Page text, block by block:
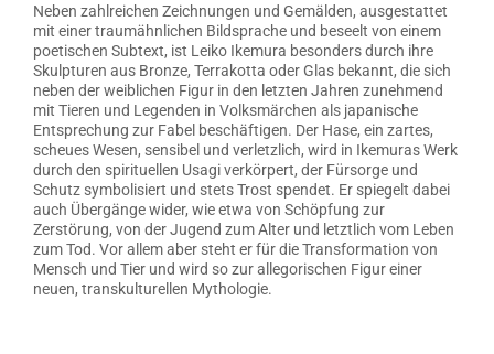
Neben zahlreichen Zeichnungen und Gemälden, ausgestattet
mit einer traumähnlichen Bildsprache und beseelt von einem
poetischen Subtext, ist Leiko Ikemura besonders durch ihre
Skulpturen aus Bronze, Terrakotta oder Glas bekannt, die sich
neben der weiblichen Figur in den letzten Jahren zunehmend
mit Tieren und Legenden in Volksmärchen als japanische
Entsprechung zur Fabel beschäftigen. Der Hase, ein zartes,
scheues Wesen, sensibel und verletzlich, wird in Ikemuras Werk
durch den spirituellen Usagi verkörpert, der Fürsorge und
Schutz symbolisiert und stets Trost spendet. Er spiegelt dabei
auch Übergänge wider, wie etwa von Schöpfung zur
Zerstörung, von der Jugend zum Alter und letztlich vom Leben
zum Tod. Vor allem aber steht er für die Transformation von
Mensch und Tier und wird so zurallegorischen Figur einer
neuen, transkulturellen Mythologie.